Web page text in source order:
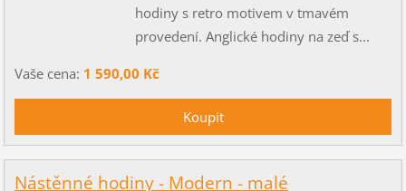
hodiny s retro motivem v tmavém
provedení. Anglické hodiny na zeď s...
Vaše cena: 1 590,00 Kč
Nástěnné hodiny - Modern - malé